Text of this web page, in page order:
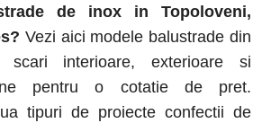
de inox in Topoloveni,
? Vezi aici modele balustrade din
scari interioare, exterioare si
ne pentru o cotatie de pret.
tipuri de proiecte confectii de